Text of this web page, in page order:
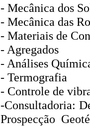
‐ Mecânica dos
‐ Mecânica das
‐ Materiais de
‐ Agregados
‐ Análises
‐ Termografia
‐ Controle de
‐Consultadoria:
Prospecção